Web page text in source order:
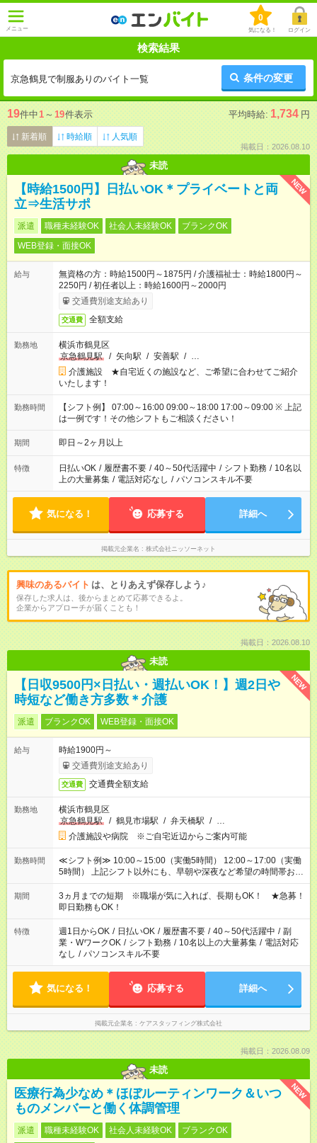
メニュー
0
気になる！ ログイン
検索結果
京急鶴見で制服ありのバイト一覧 条件の変更
19件中1 ～ 19件表示 平均時給: 1,734 円
新着順 時給順 人気順
掲載日：2026.08.10
未読
NEW
【時給1500円】日払いOK＊プライベートと両
立⇒生活サポ
派遣 職種未経験OK 社会人未経験OK
ブランクOK
WEB登録・面接OK
給与
無資格の方：時給1500円～1875円 / 介護福祉士：時給1800円～
2250円 / 初任者以上：時給1600円～2000円
交通費別途支給あり
交通費 全額支給
勤務地
横浜市鶴見区
京急鶴見駅
/ 矢向駅 / 安善駅 / …
介護施設 ★自宅近くの施設など、ご希望に合わせてご紹介
いたします！
勤務時間
【シフト例】 07:00～16:00 09:00～18:00 17:00～09:00 ※ 上記
は一例です！その他シフトもご相談ください！
期間 即日～2ヶ月以上
特徴 日払いOK / 履歴書不要 / 40～50代活躍中 / シフト勤務 / 10名以
上の大量募集 / 電話対応なし / パソコンスキル不要
気になる！ 応募する 詳細へ
掲載元企業名 株式会社ニッソーネット
興味のあるバイト は、とりあえず保存しよう♪
保存した求人は、後からまとめて応募できるよ。
企業からアプローチが届くことも！
掲載日：2026.08.10
未読
NEW
【日収9500円×日払い・週払いOK！】週2日や
時短など働き方多数＊介護
派遣 ブランクOK WEB登録・面接OK
給与
時給1900円～
交通費別途支給あり
交通費 交通費全額支給
勤務地
横浜市鶴見区
京急鶴見駅
/ 鶴見市場駅 / 弁天橋駅 / …
介護施設や病院 ※ご自宅近辺からご案内可能
勤務時間
≪シフト例≫ 10:00～15:00（実働5時間） 12:00～17:00（実働
5時間） 上記シフト以外にも、早朝や深夜など希望の時間帯お聞
かせください！ 事前に担当からヒアリングもしますので、ご安
心ください！
期間
3ヵ月までの短期 ※職場が気に入れば、長期もOK！ ★急募！
即日勤務もOK！
特徴 週1日からOK / 日払いOK / 履歴書不要 / 40～50代活躍中 / 副
業・WワークOK / シフト勤務 / 10名以上の大量募集 / 電話対応
なし / パソコンスキル不要
気になる！ 応募する 詳細へ
掲載元企業名 ケアスタッフィング株式会社
掲載日：2026.08.09
未読
NEW
医療行為少なめ＊ほぼルーティンワーク＆いつ
ものメンバーと働く体調管理
派遣 職種未経験OK 社会人未経験OK
ブランクOK